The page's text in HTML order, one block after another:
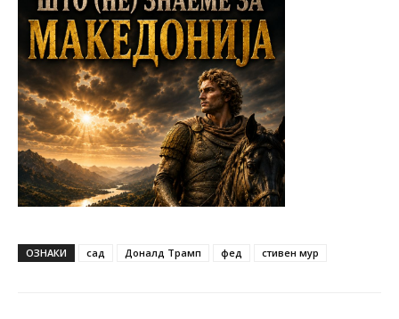
ОЗНАКИ сад Доналд Трамп фед стивен мур